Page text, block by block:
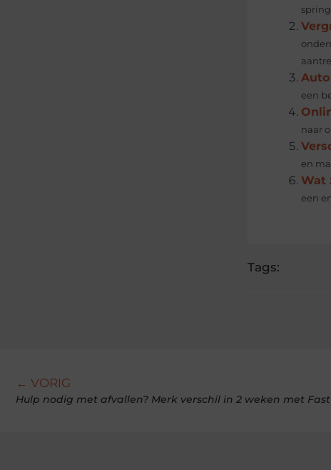
een
naar
en
Wat
een
Tags:
← VORIG
Hulp nodig met afvallen? Merk verschil in 2 weken met